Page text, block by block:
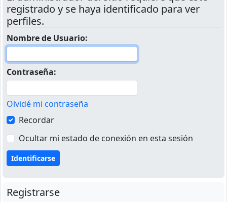
registrado y se haya identificado para ver
perfiles.
Nombre de Usuario:
Contraseña:
Olvidé mi contraseña
Recordar
Ocultar mi estado de conexión en esta sesión
Registrarse